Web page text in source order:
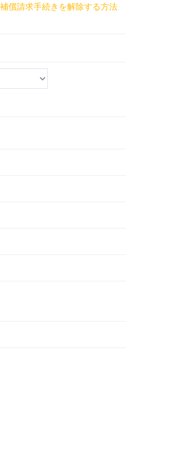
償請求手続きを解除する方法